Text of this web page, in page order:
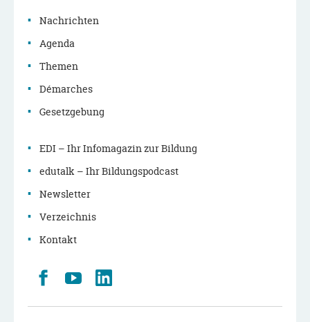
Nachrichten
Agenda
Themen
Démarches
Gesetzgebung
EDI – Ihr Infomagazin zur Bildung
edutalk – Ihr Bildungspodcast
Newsletter
Verzeichnis
Kontakt
Retrouvez
nous
Youtube